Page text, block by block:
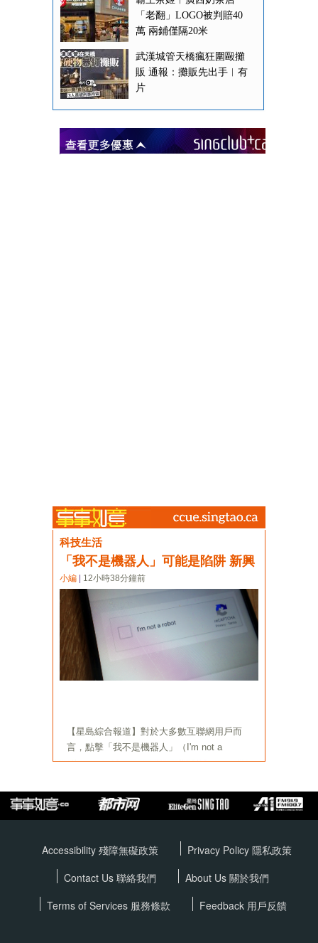
Accessibility 殘障無礙政策 Privacy Policy 隱私政策
Contact Us 聯絡我們
About Us 關於我們
Terms of Services 服務條款 Feedback 用戶反饋